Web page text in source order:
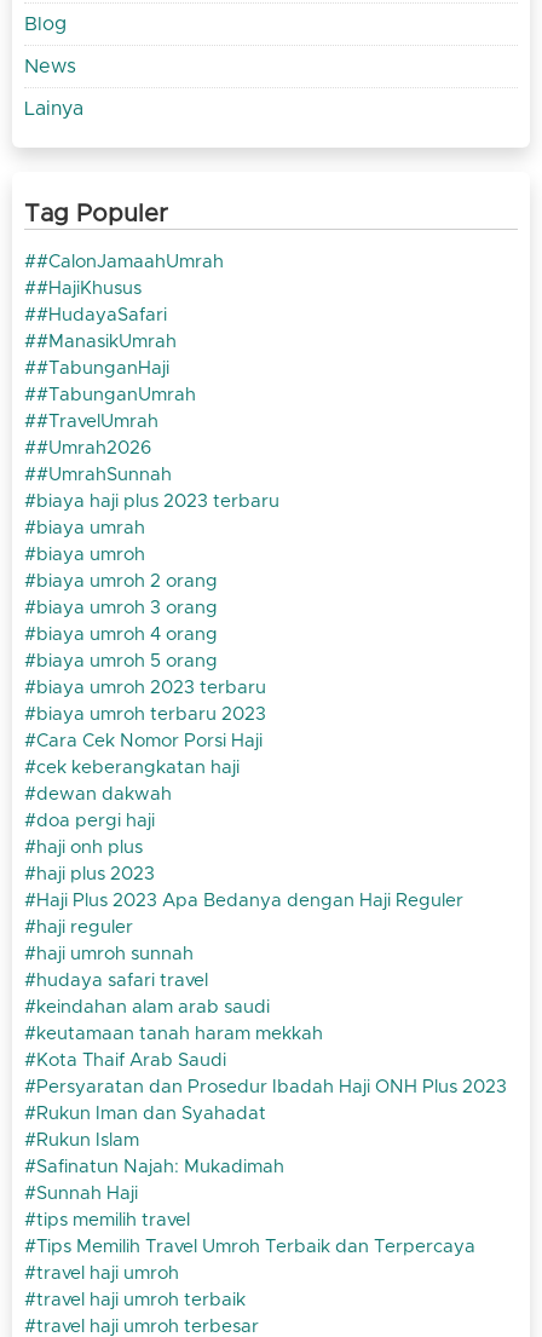
Blog
News
Lainya
Tag Populer
#CalonJamaahUmrah
#HajiKhusus
#HudayaSafari
#ManasikUmrah
#TabunganHaji
#TabunganUmrah
#TravelUmrah
#Umrah2026
#UmrahSunnah
biaya haji plus 2023 terbaru
biaya umrah
biaya umroh
biaya umroh 2 orang
biaya umroh 3 orang
biaya umroh 4 orang
biaya umroh 5 orang
biaya umroh 2023 terbaru
biaya umroh terbaru 2023
Cara Cek Nomor Porsi Haji
cek keberangkatan haji
dewan dakwah
doa pergi haji
haji onh plus
haji plus 2023
Haji Plus 2023 Apa Bedanya dengan Haji Reguler
haji reguler
haji umroh sunnah
hudaya safari travel
keindahan alam arab saudi
keutamaan tanah haram mekkah
Kota Thaif Arab Saudi
Persyaratan dan Prosedur Ibadah Haji ONH Plus 2023
Rukun Iman dan Syahadat
Rukun Islam
Safinatun Najah: Mukadimah
Sunnah Haji
tips memilih travel
Tips Memilih Travel Umroh Terbaik dan Terpercaya
travel haji umroh
travel haji umroh terbaik
travel haji umroh terbesar